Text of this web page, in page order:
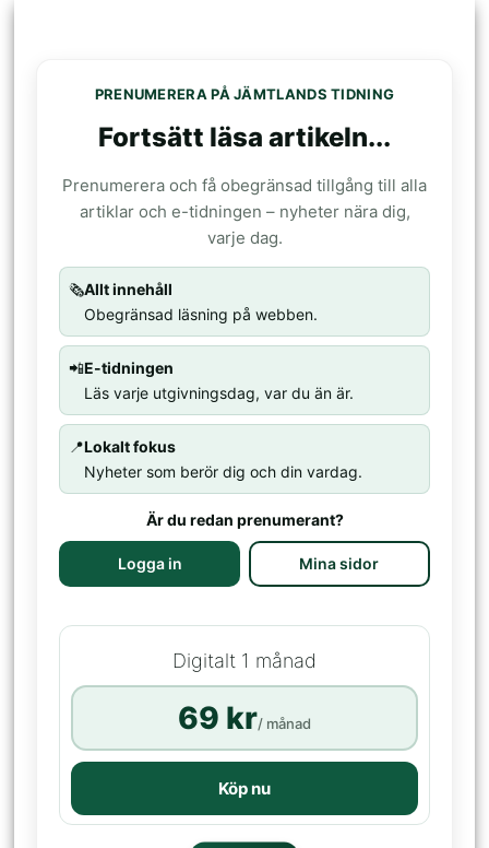
PRENUMERERA PÅ JÄMTLANDS TIDNING
Fortsätt läsa artikeln...
Prenumerera och få obegränsad tillgång till alla
artiklar och e-tidningen – nyheter nära dig,
varje dag.
🗞️Allt innehåll
Obegränsad läsning på webben.
📲E-tidningen
Läs varje utgivningsdag, var du än är.
📍Lokalt fokus
Nyheter som berör dig och din vardag.
Är du redan prenumerant?
Logga in Mina sidor
Digitalt 1 månad
69 kr/ månad
Köp nu